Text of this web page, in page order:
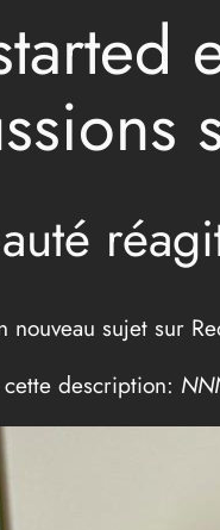
nouveau sujet sur
description: